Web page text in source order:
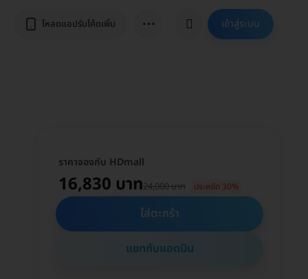
โหลดแอปรับโค้ดเพิ่ม ⋯ เข้าสู่ระบบ
ราคาจองกับ HDmall
16,830 บาท24,000 บาท ประหยัด 30%
ใส่ตะกร้า
แชทกับแอดมิน